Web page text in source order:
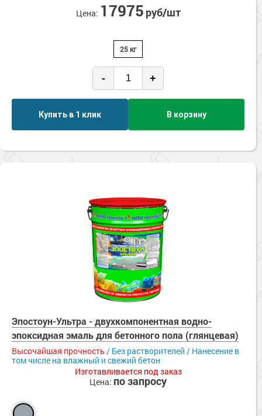
Цена: 17975 руб/шт
25 кг
- +
Купить в 1 клик В корзину
Эпостоун-Ультра - двухкомпонентная водно-
эпоксидная эмаль для бетонного пола (глянцевая)
Высочайшая прочность / Без растворителей / Нанесение в
том числе на влажный и свежий бетон
Изготавливается под заказ
Цена: по запросу